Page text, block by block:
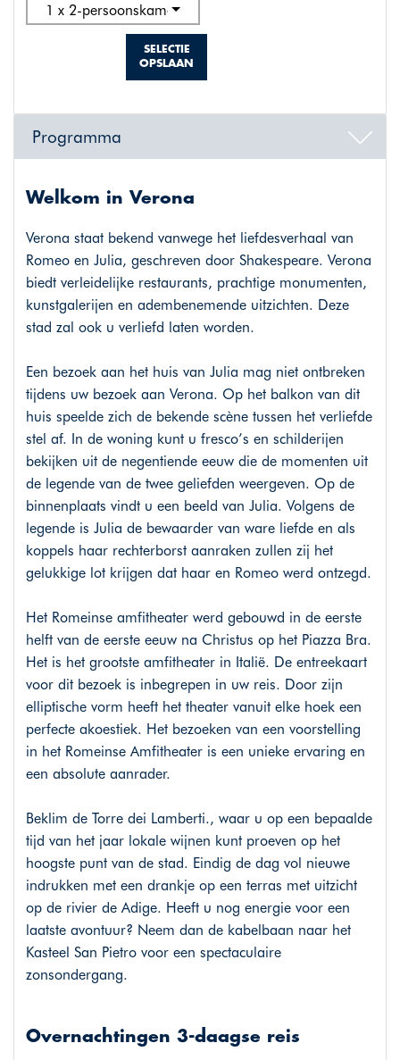
1 x 2-persoonskamer classic
SELECTIE
OPSLAAN
Programma
Welkom in Verona
Verona staat bekend vanwege het liefdesverhaal van
Romeo en Julia, geschreven door Shakespeare. Verona
biedt verleidelijke restaurants, prachtige monumenten,
kunstgalerijen en adembenemende uitzichten. Deze
stad zal ook u verliefd laten worden.
Een bezoek aan het huis van Julia mag niet ontbreken
tijdens uw bezoek aan Verona. Op het balkon van dit
huis speelde zich de bekende scène tussen het verliefde
stel af. In de woning kunt u fresco’s en schilderijen
bekijken uit de negentiende eeuw die de momenten uit
de legende van de twee geliefden weergeven. Op de
binnenplaats vindt u een beeld van Julia. Volgens de
legende is Julia de bewaarder van ware liefde en als
koppels haar rechterborst aanraken zullen zij het
gelukkige lot krijgen dat haar en Romeo werd ontzegd.
Het Romeinse amfitheater werd gebouwd in de eerste
helft van de eerste eeuw na Christus op het Piazza Bra.
Het is het grootste amfitheater in Italië. De entreekaart
voor dit bezoek is inbegrepen in uw reis. Door zijn
elliptische vorm heeft het theater vanuit elke hoek een
perfecte akoestiek. Het bezoeken van een voorstelling
in het Romeinse Amfitheater is een unieke ervaring en
een absolute aanrader.
Beklim de Torre dei Lamberti., waar u op een bepaalde
tijd van het jaar lokale wijnen kunt proeven op het
hoogste punt van de stad. Eindig de dag vol nieuwe
indrukken met een drankje op een terras met uitzicht
op de rivier de Adige. Heeft u nog energie voor een
laatste avontuur? Neem dan de kabelbaan naar het
Kasteel San Pietro voor een spectaculaire
zonsondergang.
Overnachtingen 3-daagse reis